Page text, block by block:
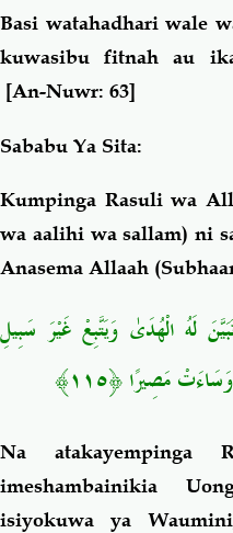
Basi watahadhari wale
kuwasibu fitnah au
[An-Nuwr: 63]
Sababu Ya Sita:
Kumpinga Rasuli wa
wa aalihi wa sallam) ni
Anasema Allaah
لَهُ الْهُدَىٰ وَيَتَّبِعْ غَيْرَ سَبِيلِ
وَسَاءَتْ مَصِيرًا﴿١١٥﴾
Na atakayempinga
imeshambainikia
isiyokuwa ya